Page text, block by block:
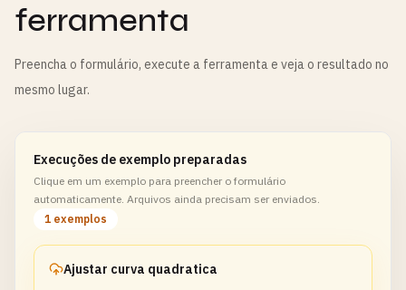
ferramenta
Preencha o formulário, execute a ferramenta e veja o resultado no
mesmo lugar.
Execuções de exemplo preparadas
Clique em um exemplo para preencher o formulário
automaticamente. Arquivos ainda precisam ser enviados.
1 exemplos
Ajustar curva quadratica